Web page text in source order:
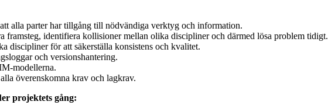
alla parter har tillgång till nödvändiga verktyg och information.
framsteg, identifiera kollisioner mellan olika discipliner och därmed lösa problem tidigt.
discipliner för att säkerställa konsistens och kvalitet.
och versionshantering.
modellerna.
överenskomna krav och lagkrav.
projektets gång: